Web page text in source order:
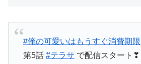
#俺の可愛いはもうすぐ消費期限
第5話 #テラサ で配信スタート❣